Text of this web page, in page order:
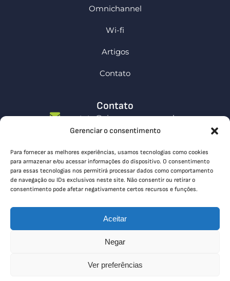
Gerenciar o consentimento
Para fornecer as melhores experiências, usamos tecnologias como cookies
para armazenar e/ou acessar informações do dispositivo. O consentimento
para essas tecnologias nos permitirá processar dados como comportamento
de navegação ou IDs exclusivos neste site. Não consentir ou retirar o
consentimento pode afetar negativamente certos recursos e funções.
Aceitar
Negar
Ver preferências
Omnichannel
Wi-fi
Artigos
Contato
Contato
contato@simcompany.com.br
0800 591 4571
Endereços:
Rua Dr. Soares Hungria 772 - Centro, Cerquilho
- SP
R. Aureliano Guimarães, 172 - Vila Andrade, São
Siga-nos